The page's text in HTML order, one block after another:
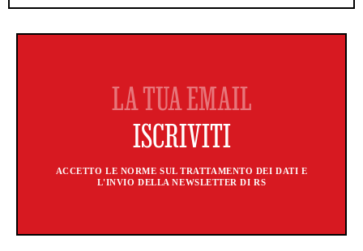
ACCETTO LE NORME SUL TRATTAMENTO DEI DATI E
L'INVIO DELLA NEWSLETTER DI RS